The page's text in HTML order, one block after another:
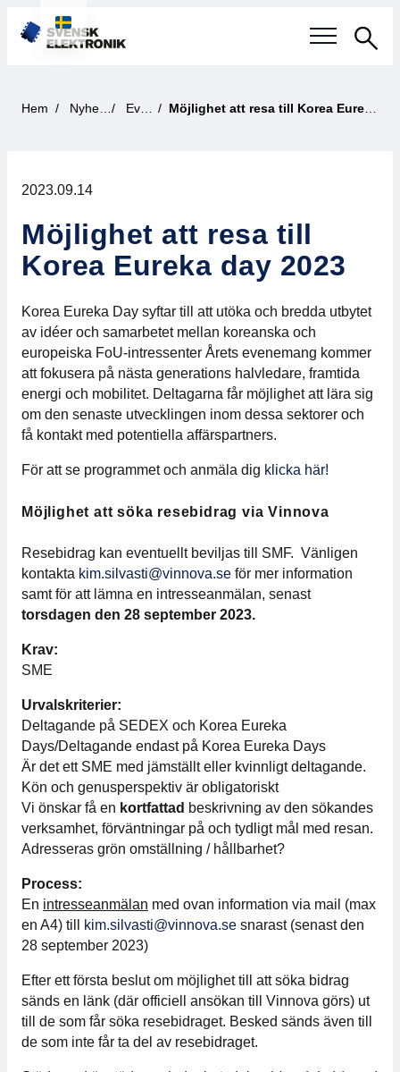
Sök
Svensk elektronikindustri
Våra frågor
Fokusområden
Smartare Elektroniksystem
Internationellt Samarbete
För medlemmar
Medlemsinternt
Handböcker
Direktiv och regler
Fokusgrupper
Elektronikmässan
Om oss
Om Svensk Elektronik
Medlemskap
Styrelse
Svensk Elektronik i media
Hem Nyheter Event Möjlighet att resa till Korea Eureka day 2023
2023.09.14
Möjlighet att resa till
Korea Eureka day 2023
Korea Eureka Day syftar till att utöka och bredda utbytet
av idéer och samarbetet mellan koreanska och
europeiska FoU-intressenter Årets evenemang kommer
att fokusera på nästa generations halvledare, framtida
energi och mobilitet. Deltagarna får möjlighet att lära sig
om den senaste utvecklingen inom dessa sektorer och
få kontakt med potentiella affärspartners.
För att se programmet och anmäla dig klicka här!
Möjlighet att söka resebidrag via Vinnova
Resebidrag kan eventuellt beviljas till SMF. Vänligen
kontakta kim.silvasti@vinnova.se för mer information
samt för att lämna en intresseanmälan, senast
torsdagen den 28 september 2023.
Krav:
SME
Urvalskriterier:
Deltagande på SEDEX och Korea Eureka
Days/Deltagande endast på Korea Eureka Days
Är det ett SME med jämställt eller kvinnligt deltagande.
Kön och genusperspektiv är obligatoriskt
Vi önskar få en kortfattad beskrivning av den sökandes
verksamhet, förväntningar på och tydligt mål med resan.
Adresseras grön omställning / hållbarhet?
Process:
En intresseanmälan med ovan information via mail (max
en A4) till
kim.silvasti@vinnova.se snarast (senast den
28 september 2023)
Efter ett första beslut om möjlighet till att söka bidrag
sänds en länk (där officiell ansökan till Vinnova görs) ut
till de som får söka resebidraget. Besked sänds även till
de som inte får ta del av resebidraget.